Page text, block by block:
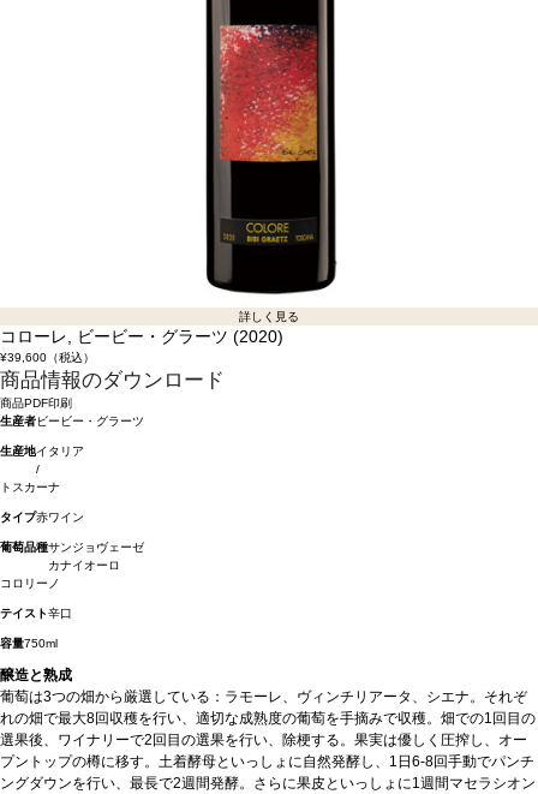
詳しく見る
コローレ, ビービー・グラーツ (2020)
¥39,600（税込）
商品情報のダウンロード
商品PDF印刷
生産者ビービー・グラーツ
生産地イタリア
/
トスカーナ
タイプ赤ワイン
葡萄品種サンジョヴェーゼ
カナイオーロ
コロリーノ
テイスト辛口
容量750ml
醸造と熟成
葡萄は3つの畑から厳選している：ラモーレ、ヴィンチリアータ、シエナ。それぞ
れの畑で最大8回収穫を行い、適切な成熟度の葡萄を手摘みで収穫。畑での1回目の
選果後、ワイナリーで2回目の選果を行い、除梗する。果実は優しく圧搾し、オー
プントップの樽に移す。土着酵母といっしょに自然発酵し、1日6-8回手動でパンチ
ングダウンを行い、最長で2週間発酵。さらに果皮といっしょに1週間マセラシオン